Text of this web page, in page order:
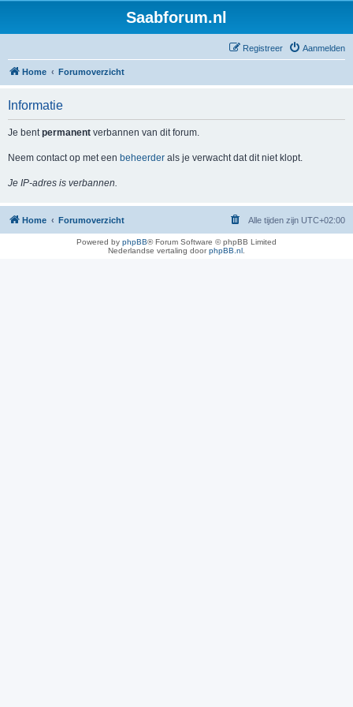
Saabforum.nl
Aanmelden
Registreer
Home Forumoverzicht
Informatie
Je bentpermanent verbannen van dit forum.
Neem contact op met een beheerder als je verwacht dat dit niet klopt.
Je IP-adres is verbannen.
Home Forumoverzicht Alle tijden zijn UTC+02:00
Powered by phpBB® Forum Software © phpBB Limited
Nederlandse vertaling doorphpBB.nl